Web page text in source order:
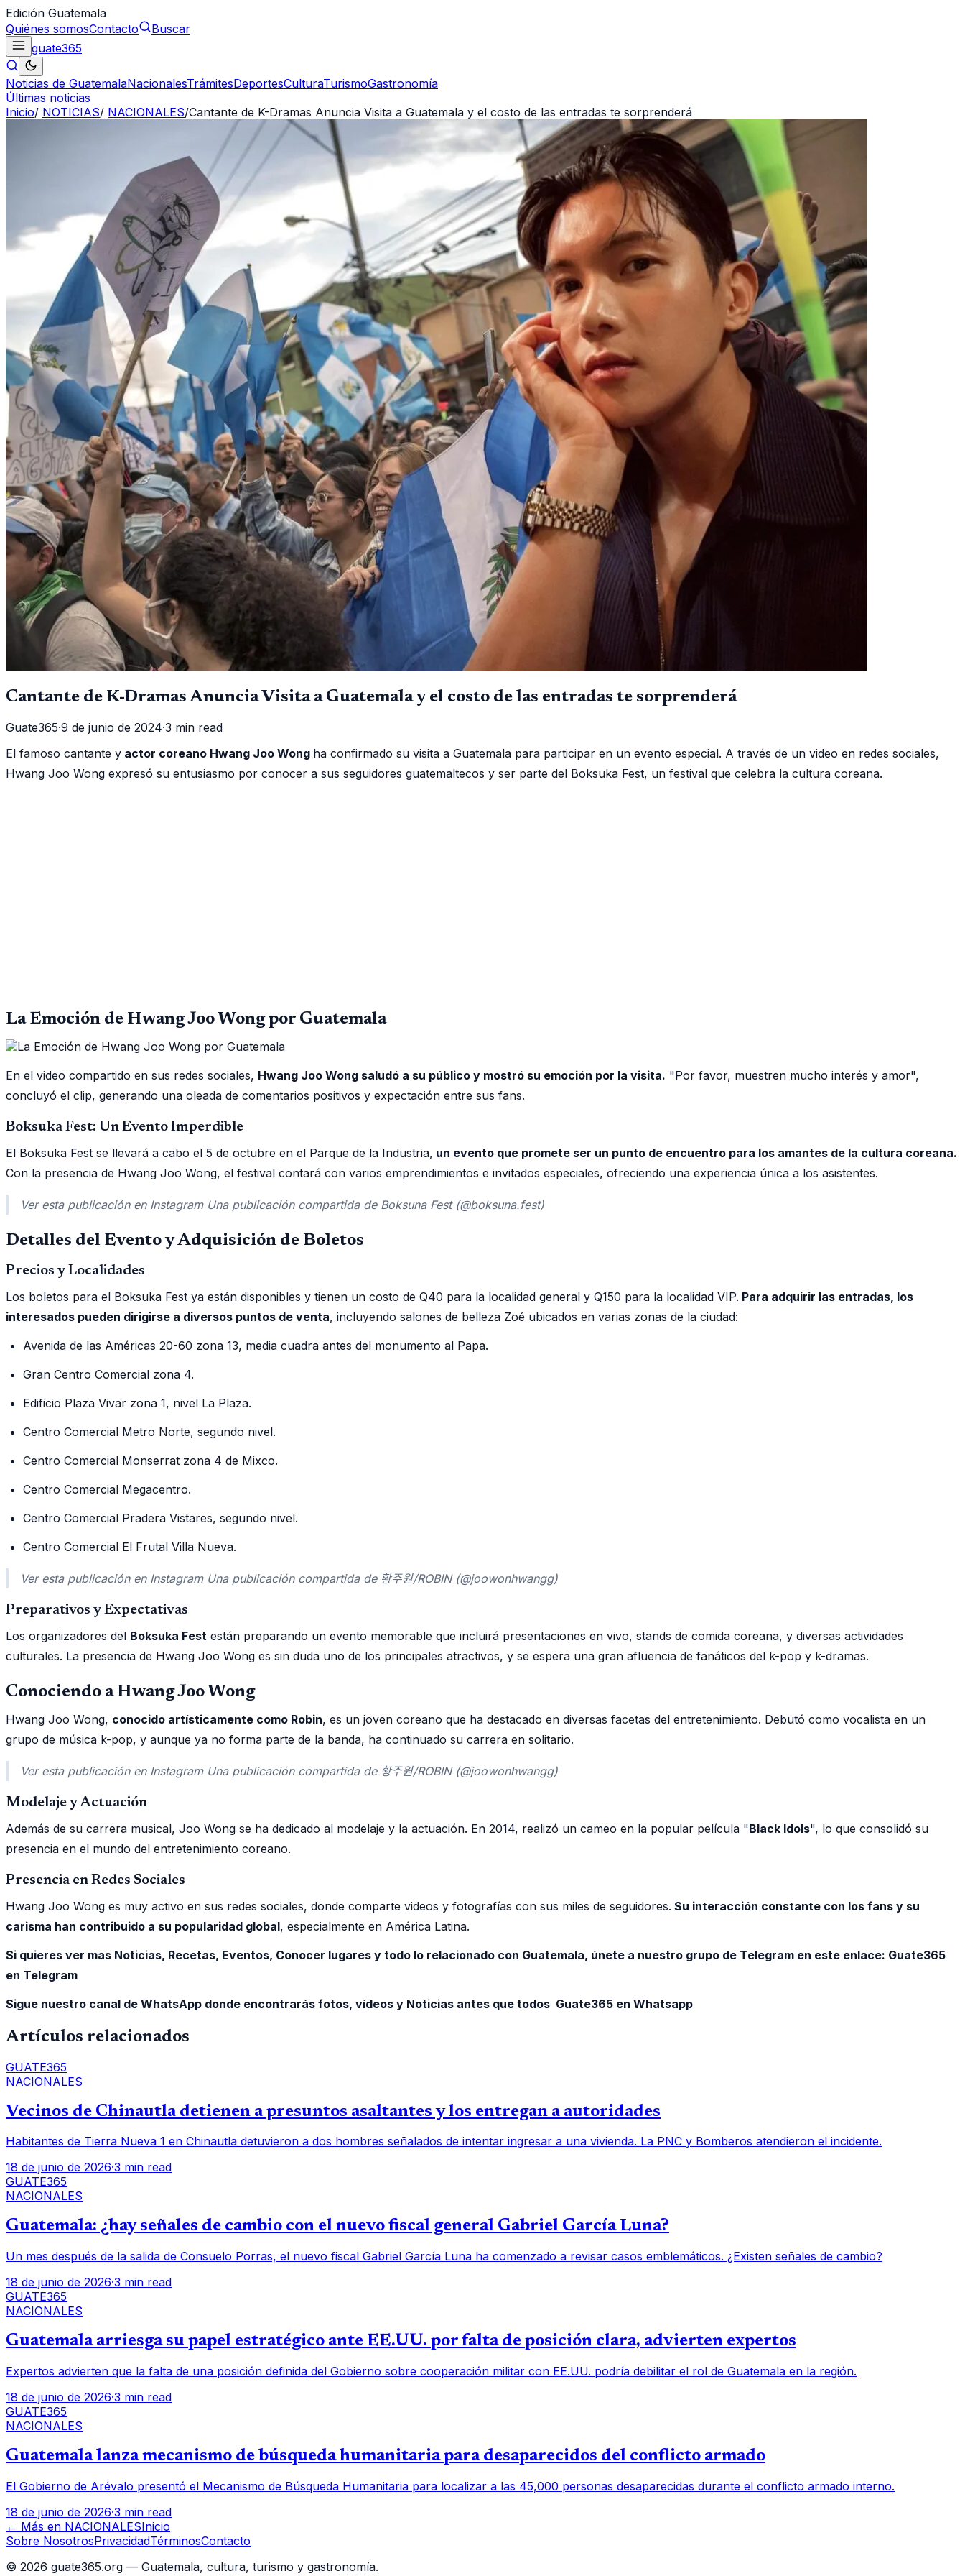
Edición Guatemala
Quiénes somosContacto
Buscar
guate365
Noticias de GuatemalaNacionalesTrámitesDeportesCulturaTurismoGastronomía
Últimas noticias
Inicio/ NOTICIAS/ NACIONALES/Cantante de K-Dramas Anuncia Visita a Guatemala y el costo de las entradas te sorprenderá
Cantante de K-Dramas Anuncia Visita a Guatemala y el costo de las entradas te sorprenderá
Guate365·9 de junio de 2024·3 min read
El famoso cantante y actor coreano Hwang Joo Wong ha confirmado su visita a Guatemala para participar en un evento especial. A través de un video en redes sociales,
Hwang Joo Wong expresó su entusiasmo por conocer a sus seguidores guatemaltecos y ser parte del Boksuka Fest, un festival que celebra la cultura coreana.
La Emoción de Hwang Joo Wong por Guatemala
En el video compartido en sus redes sociales, Hwang Joo Wong saludó a su público y mostró su emoción por la visita. "Por favor, muestren mucho interés y amor",
concluyó el clip, generando una oleada de comentarios positivos y expectación entre sus fans.
Boksuka Fest: Un Evento Imperdible
El Boksuka Fest se llevará a cabo el 5 de octubre en el Parque de la Industria, un evento que promete ser un punto de encuentro para los amantes de la cultura coreana.
Con la presencia de Hwang Joo Wong, el festival contará con varios emprendimientos e invitados especiales, ofreciendo una experiencia única a los asistentes.
Ver esta publicación en Instagram Una publicación compartida de Boksuna Fest (@boksuna.fest)
Detalles del Evento y Adquisición de Boletos
Precios y Localidades
Los boletos para el Boksuka Fest ya están disponibles y tienen un costo de Q40 para la localidad general y Q150 para la localidad VIP. Para adquirir las entradas, los
interesados pueden dirigirse a diversos puntos de venta, incluyendo salones de belleza Zoé ubicados en varias zonas de la ciudad:
Avenida de las Américas 20-60 zona 13, media cuadra antes del monumento al Papa.
Gran Centro Comercial zona 4.
Edificio Plaza Vivar zona 1, nivel La Plaza.
Centro Comercial Metro Norte, segundo nivel.
Centro Comercial Monserrat zona 4 de Mixco.
Centro Comercial Megacentro.
Centro Comercial Pradera Vistares, segundo nivel.
Centro Comercial El Frutal Villa Nueva.
Ver esta publicación en Instagram Una publicación compartida de 황주원/ROBIN (@joowonhwangg)
Preparativos y Expectativas
Los organizadores del Boksuka Fest están preparando un evento memorable que incluirá presentaciones en vivo, stands de comida coreana, y diversas actividades
culturales. La presencia de Hwang Joo Wong es sin duda uno de los principales atractivos, y se espera una gran afluencia de fanáticos del k-pop y k-dramas.
Conociendo a Hwang Joo Wong
Hwang Joo Wong, conocido artísticamente como Robin, es un joven coreano que ha destacado en diversas facetas del entretenimiento. Debutó como vocalista en un
grupo de música k-pop, y aunque ya no forma parte de la banda, ha continuado su carrera en solitario.
Ver esta publicación en Instagram Una publicación compartida de 황주원/ROBIN (@joowonhwangg)
Modelaje y Actuación
Además de su carrera musical, Joo Wong se ha dedicado al modelaje y la actuación. En 2014, realizó un cameo en la popular película "Black Idols", lo que consolidó su
presencia en el mundo del entretenimiento coreano.
Presencia en Redes Sociales
Hwang Joo Wong es muy activo en sus redes sociales, donde comparte videos y fotografías con sus miles de seguidores. Su interacción constante con los fans y su
carisma han contribuido a su popularidad global, especialmente en América Latina.
Si quieres ver mas Noticias, Recetas, Eventos, Conocer lugares y todo lo relacionado con Guatemala, únete a nuestro grupo de Telegram en este enlace: Guate365
en Telegram
Sigue nuestro canal de WhatsApp donde encontrarás fotos, vídeos y Noticias antes que todos Guate365 en Whatsapp
Artículos relacionados
GUATE365
NACIONALES
Vecinos de Chinautla detienen a presuntos asaltantes y los entregan a autoridades
Habitantes de Tierra Nueva 1 en Chinautla detuvieron a dos hombres señalados de intentar ingresar a una vivienda. La PNC y Bomberos atendieron el incidente.
18 de junio de 2026·3 min read
GUATE365
NACIONALES
Guatemala: ¿hay señales de cambio con el nuevo fiscal general Gabriel García Luna?
Un mes después de la salida de Consuelo Porras, el nuevo fiscal Gabriel García Luna ha comenzado a revisar casos emblemáticos. ¿Existen señales de cambio?
18 de junio de 2026·3 min read
GUATE365
NACIONALES
Guatemala arriesga su papel estratégico ante EE.UU. por falta de posición clara, advierten expertos
Expertos advierten que la falta de una posición definida del Gobierno sobre cooperación militar con EE.UU. podría debilitar el rol de Guatemala en la región.
18 de junio de 2026·3 min read
GUATE365
NACIONALES
Guatemala lanza mecanismo de búsqueda humanitaria para desaparecidos del conflicto armado
El Gobierno de Arévalo presentó el Mecanismo de Búsqueda Humanitaria para localizar a las 45,000 personas desaparecidas durante el conflicto armado interno.
18 de junio de 2026·3 min read
← Más en NACIONALESInicio
Sobre NosotrosPrivacidadTérminosContacto
© 2026 guate365.org — Guatemala, cultura, turismo y gastronomía.